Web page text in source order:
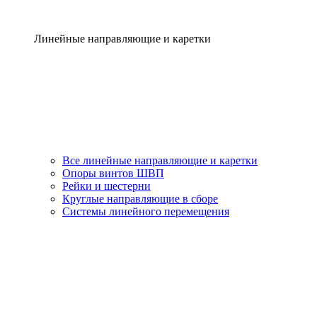
Линейные направляющие и каретки
Все линейные направляющие и каретки
Опоры винтов ШВП
Рейки и шестерни
Круглые направляющие в сборе
Системы линейного перемещения